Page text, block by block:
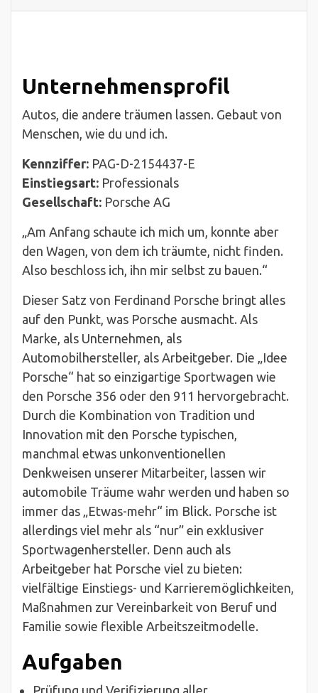
Unternehmensprofil
Autos, die andere träumen lassen. Gebaut von
Menschen, wie du und ich.
Kennziffer: PAG-D-2154437-E
Einstiegsart: Professionals
Gesellschaft: Porsche AG
„Am Anfang schaute ich mich um, konnte aber
den Wagen, von dem ich träumte, nicht finden.
Also beschloss ich, ihn mir selbst zu bauen.“
Dieser Satz von Ferdinand Porsche bringt alles
auf den Punkt, was Porsche ausmacht. Als
Marke, als Unternehmen, als
Automobilhersteller, als Arbeitgeber. Die „Idee
Porsche“ hat so einzigartige Sportwagen wie
den Porsche 356 oder den 911 hervorgebracht.
Durch die Kombination von Tradition und
Innovation mit den Porsche typischen,
manchmal etwas unkonventionellen
Denkweisen unserer Mitarbeiter, lassen wir
automobile Träume wahr werden und haben so
immer das „Etwas-mehr“ im Blick. Porsche ist
allerdings viel mehr als “nur” ein exklusiver
Sportwagenhersteller. Denn auch als
Arbeitgeber hat Porsche viel zu bieten:
vielfältige Einstiegs- und Karrieremöglichkeiten,
Maßnahmen zur Vereinbarkeit von Beruf und
Familie sowie flexible Arbeitszeitmodelle.
Aufgaben